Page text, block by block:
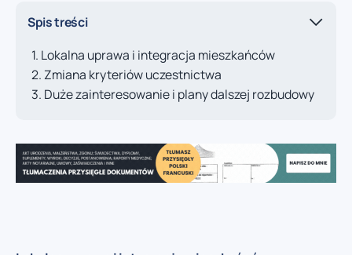
Spis treści
Lokalna uprawa i integracja mieszkańców
Zmiana kryteriów uczestnictwa
Duże zainteresowanie i plany dalszej rozbudowy